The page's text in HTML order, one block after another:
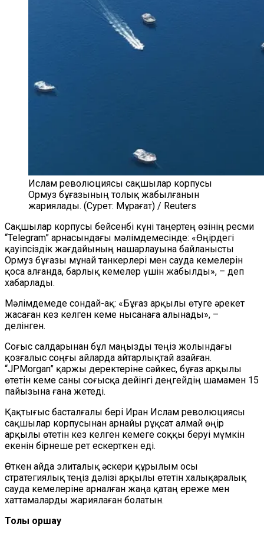
Ислам революциясы сақшылар корпусы
Ормуз бұғазының толық жабылғанын
жариялады. (Сурет: Мұрағат) / Reuters
Сақшылар корпусы бейсенбі күні таңертең өзінің ресми
“Telegram” арнасындағы мәлімдемесінде: «Өңірдегі
қауіпсіздік жағдайының нашарлауына байланысты
Ормуз бұғазы мұнай танкерлері мен сауда кемелерін
қоса алғанда, барлық кемелер үшін жабылды», – деп
хабарлады.
Мәлімдемеде сондай-ақ: «Бұғаз арқылы өтуге әрекет
жасаған кез келген кеме нысанаға алынады», –
делінген.
Соғыс салдарынан бұл маңызды теңіз жолындағы
қозғалыс соңғы айларда айтарлықтай азайған.
“JPMorgan” қаржы деректеріне сәйкес, бұғаз арқылы
өтетін кеме саны соғысқа дейінгі деңгейдің шамамен 15
пайызына ғана жетеді.
Қақтығыс басталғалы бері Иран Ислам революциясы
сақшылар корпусынан арнайы рұқсат алмай өңір
арқылы өтетін кез келген кемеге соққы беруі мүмкін
екенін бірнеше рет ескерткен еді.
Өткен айда элиталық әскери құрылым осы
стратегиялық теңіз дәлізі арқылы өтетін халықаралық
сауда кемелеріне арналған жаңа қатаң ереже мен
хаттамаларды жариялаған болатын.
Толық қоршау